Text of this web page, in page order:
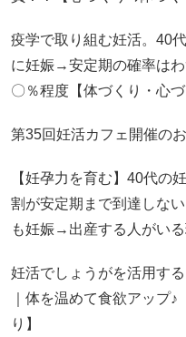
疫学で取り組む妊活。40
に妊娠→安定期の確率は
〇％程度【体づくり・心づ
第35回妊活カフェ開催の
【妊孕力を育む】40代の
割が安定期まで到達しな
も妊娠→出産する人がい
妊活でしょうがを活用する
｜体を温めて食欲アップ♪
り】